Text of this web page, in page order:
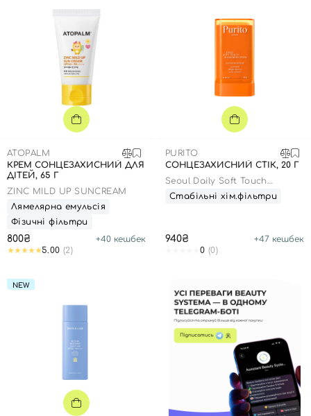
ATOPALM
КРЕМ СОНЦЕЗАХИСНИЙ ДЛЯ
ДІТЕЙ, 65 Г
ZINC MILD UP SUNCREAM
Лямелярна емульсія
Фізичні фільтри
800₴ +40 кешбек
5.00 (2)
PURITO
СОНЦЕЗАХИСНИЙ СТІК, 20 Г
Seoul Daily Soft Touch
Sunscreen Stick
Стабільні хім.фільтри
940₴ +47 кешбек
0 (0)
NEW